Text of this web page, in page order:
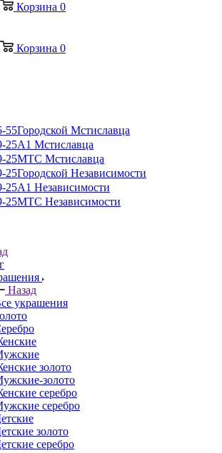
Корзина 0
Корзина 0
55Городской Мстиславца
25A1 Мстиславца
25МТС Мстиславца
25Городской Независимости
25A1 Независимости
25МТС Независимости
Назад
украшения
золото
золото
серебро
серебро
золото
серебро